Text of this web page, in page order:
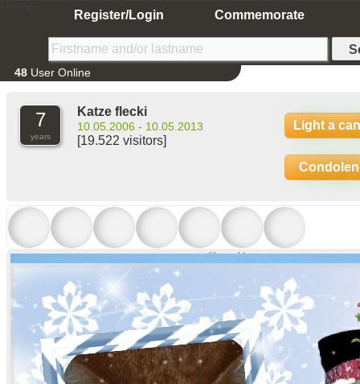
Register/Login Commemorate
48 User Online
7
years
Katze flecki
10.05.2006 - 10.05.2013
[19.522 visitors]
Light a
Show older